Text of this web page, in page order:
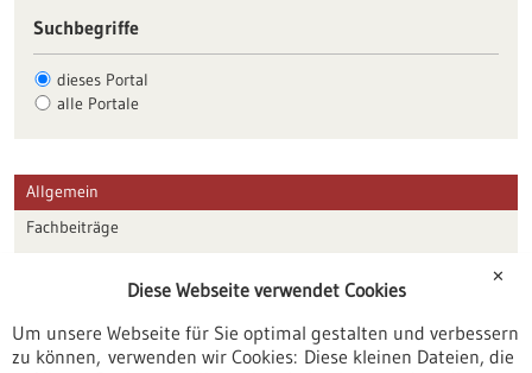
Suchbegriffe
dieses Portal
alle Portale
Allgemein
Fachbeiträge
Veranstaltungen
Erscheinungsdatum
✕
Diese Webseite verwendet Cookies
Um unsere Webseite für Sie optimal gestalten und verbessern
zu können, verwenden wir Cookies: Diese kleinen Dateien, die